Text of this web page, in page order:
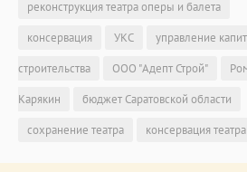
реконструкция театра оперы и балета
консервация
УКС
управление
строительства
ООО "Адепт Строй"
Карякин
бюджет Саратовской области
сохранение театра
консервация театра